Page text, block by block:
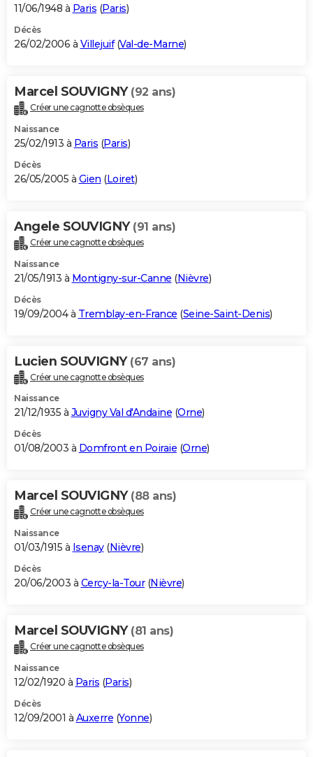
11/06/1948 à Paris (Paris)
Décès
26/02/2006 à Villejuif(Val-de-Marne)
Marcel SOUVIGNY (92 ans)
Créer une cagnotte obsèques
Naissance
25/02/1913 à Paris (Paris)
Décès
26/05/2005 à Gien (Loiret)
Angele SOUVIGNY (91 ans)
Créer une cagnotte obsèques
Naissance
21/05/1913 à Montigny-sur-Canne (Nièvre)
Décès
19/09/2004 à Tremblay-en-France (Seine-Saint-Denis)
Lucien SOUVIGNY (67 ans)
Créer une cagnotte obsèques
Naissance
21/12/1935 à Juvigny Val d'Andaine (Orne)
Décès
01/08/2003 à Domfront en Poiraie (Orne)
Marcel SOUVIGNY (88 ans)
Créer une cagnotte obsèques
Naissance
01/03/1915 à Isenay(Nièvre)
Décès
20/06/2003 à Cercy-la-Tour(Nièvre)
Marcel SOUVIGNY (81 ans)
Créer une cagnotte obsèques
Naissance
12/02/1920 à Paris (Paris)
Décès
12/09/2001 à Auxerre (Yonne)